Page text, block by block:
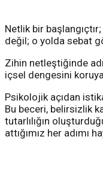
Netlik bir
değil; o yolda sebat
Zihin netleştiğinde
içsel dengesini
Psikolojik açıdan
Bu beceri, belirsizlik
tutarlılığın
attığımız her adımı